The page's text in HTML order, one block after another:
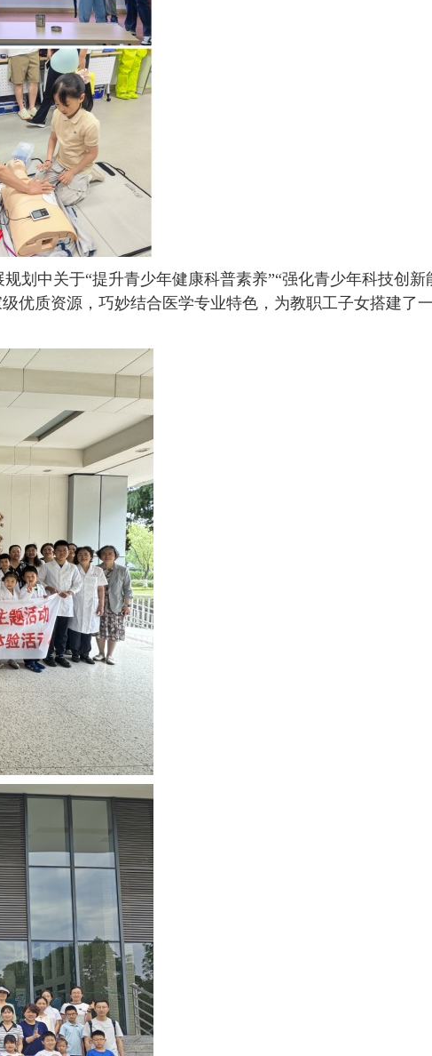
划中关于“提升青少年健康科普素养”“强化青少年科技创新
优质资源，巧妙结合医学专业特色，为教职工子女搭建了